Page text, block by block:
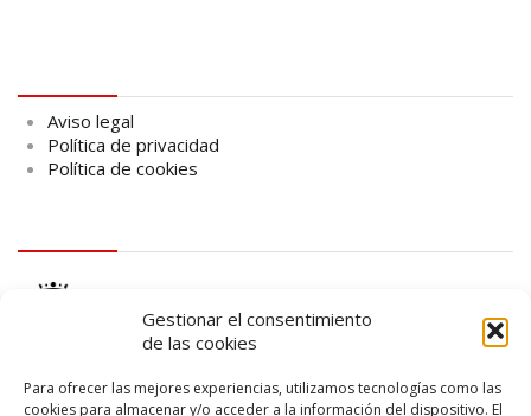
Gestionar el consentimiento
de las cookies
Para ofrecer las mejores experiencias, utilizamos tecnologías como las
cookies para almacenar y/o acceder a la información del dispositivo. El
Aviso legal
Política de privacidad
Política de cookies